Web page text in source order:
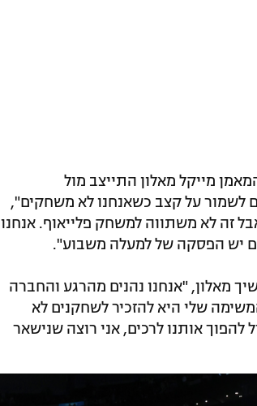
מייקל מאלון התייצב מול
לשמור על קצב כשאנחנו לא משחקים",
זה לא משתווה למשחק פלייאוף. אנחנו
יש הפסקה של למעלה משבוע".
מאלון, "אנחנו נהנים מהרגע והחברה
שלי היא להזכיר לשחקנים לא
אותנו לרכים, אני רוצה שנישאר